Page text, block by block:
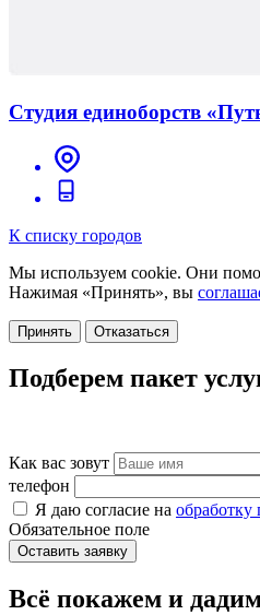
Студия единоборств
К списку городов
Мы используем cookie. Они
Нажимая «Принять», вы
Принять Отказаться
Подберем пакет
Как вас зовут
телефон
Я даю согласие на
Обязательное поле
Оставить заявку
Всё покажем и